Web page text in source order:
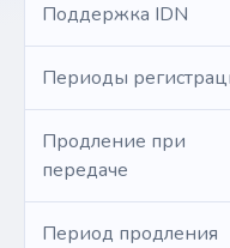
Поддержка IDN
Периоды
Продление при
передаче
Период продления